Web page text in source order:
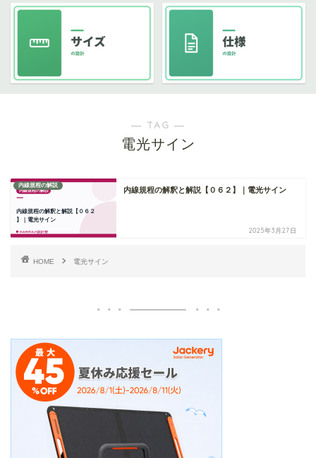
― TAG ―
電光サイン
内線規程の解説
内線規程の解釈と解説【０６２】｜電光サイン
2025年3月27日
HOME 電光サイン